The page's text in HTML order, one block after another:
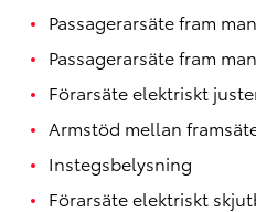
Passagerarsäte fram
Passagerarsäte fram
Förarsäte elektriskt
Armstöd mellan
Instegsbelysning
Förarsäte elektriskt